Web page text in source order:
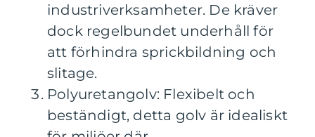
industriverksamheter. De kräver
dock regelbundet underhåll för
att förhindra sprickbildning och
slitage.
Polyuretangolv: Flexibelt och
beständigt, detta golv är idealiskt